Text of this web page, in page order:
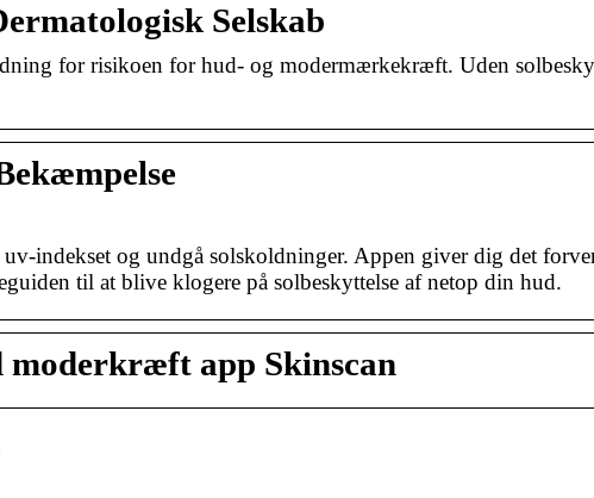
Selskab
for risikoen for hud- og modermærkekræft. Uden
indekset og undgå solskoldninger. Appen giver dig det
til at blive klogere på solbeskyttelse af netop din hud.
moderkræft app Skinscan